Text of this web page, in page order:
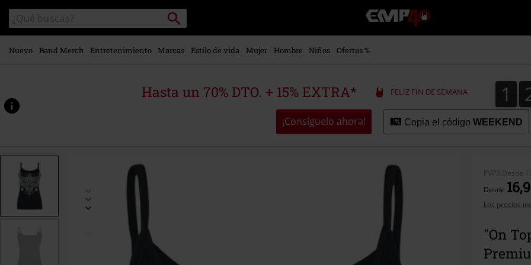
contenido
principal
Buscar
en
el
catálogo
Buscar
EMP
-
Música,
Merch
Ropa
Alternativa
Nuevo Band Merch Entretenimiento Marcas Estilo de vida Mujer Hombre Niños Ofertas %
Hasta un 70% DTO. + 15% EXTRA* FELIZ FIN DE SEMANA 1
1
¡Consíguelo ahora! Copia el código WEEKEND
www.emp-
p/on-
364674.html
PVPR Desde
Desde
Los precios
"On